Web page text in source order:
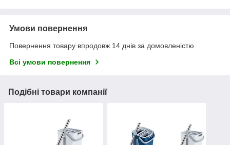
Умови повернення
Повернення товару впродовж 14 днів за домовленістю
Всі умови повернення
Подібні товари компанії